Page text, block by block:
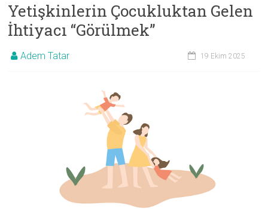
Yetişkinlerin Çocukluktan Gelen
İhtiyacı “Görülmek”
Adem Tatar 19 Ekim 2025